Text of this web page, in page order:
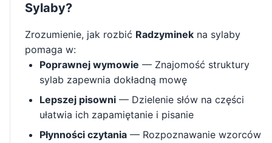
Sylaby?
Zrozumienie, jak rozbić Radzyminek na sylaby
pomaga w:
Poprawnej wymowie — Znajomość struktury
sylab zapewnia dokładną mowę
Lepszej pisowni — Dzielenie słów na części
ułatwia ich zapamiętanie i pisanie
Płynności czytania — Rozpoznawanie wzorców